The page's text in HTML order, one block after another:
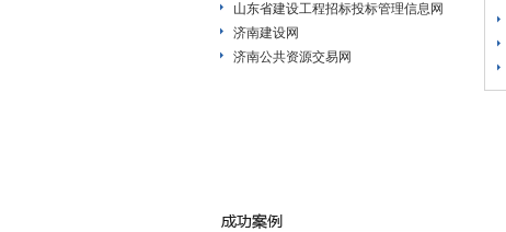
山东省建设工程招标投标管理信息网
济南建设网
济南公共资源交易网